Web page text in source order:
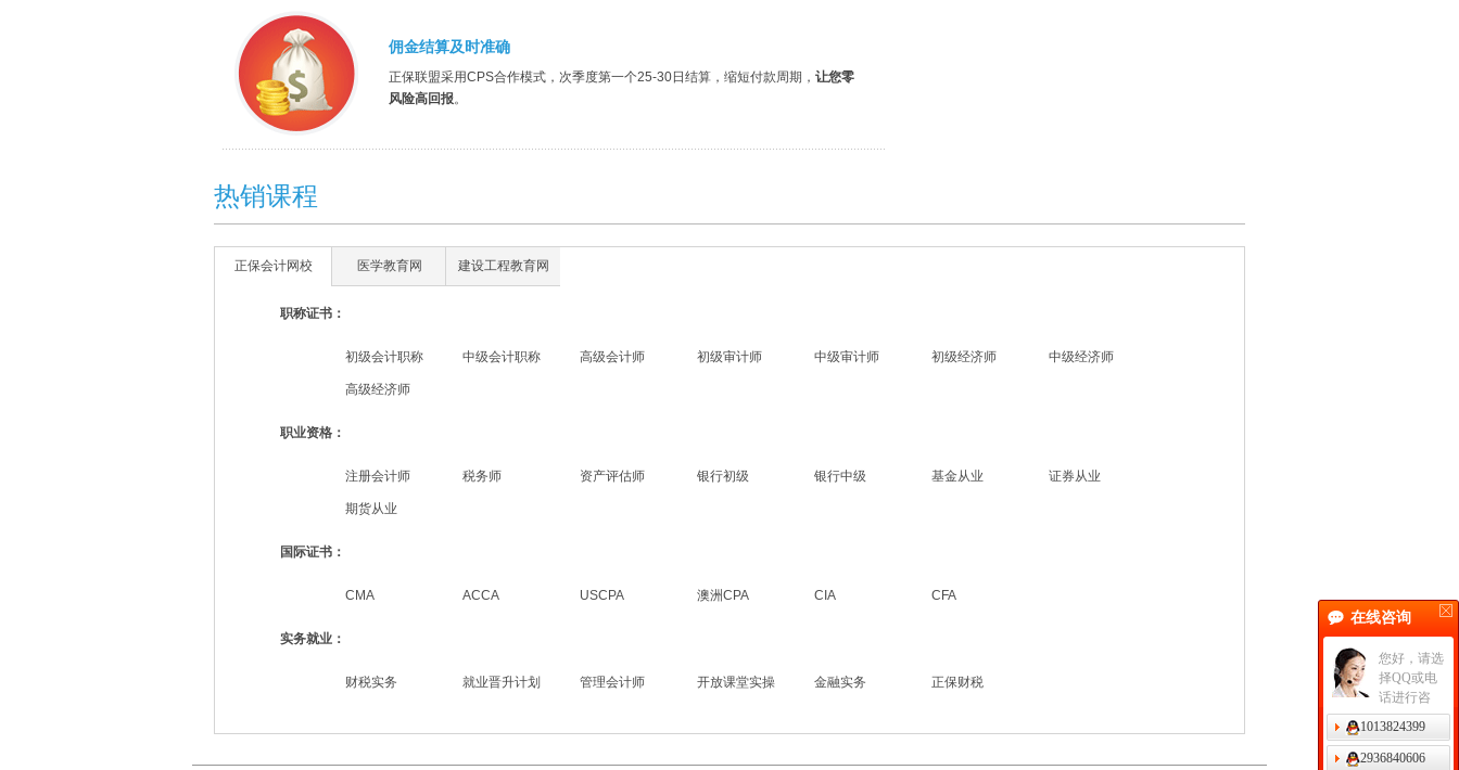
佣金结算及时准确
正保联盟采用CPS合作模式，次季度第一个25-30日结算，缩短付款周期， 让您零
风险高回报。
热销课程
正保会计网校 医学教育网 建设工程教育网
职称证书：
初级会计职称 中级会计职称 高级会计师 初级审计师 中级审计师 初级经济师 中级经济师
高级经济师
职业资格：
注册会计师 税务师 资产评估师 银行初级 银行中级 基金从业 证券从业
期货从业
国际证书：
CMA ACCA USCPA 澳洲CPA CIA CFA
实务就业：
财税实务 就业晋升计划 管理会计师 开放课堂实操 金融实务 正保财税
在线咨询
您好，请选
择QQ或电
话进行咨
询。
1013824399
2936840606